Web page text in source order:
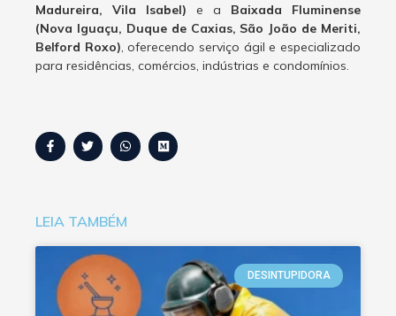
Madureira, Vila Isabel) e a Baixada Fluminense
(Nova Iguaçu, Duque de Caxias, São João de Meriti,
Belford Roxo), oferecendo serviço ágil e especializado
para residências, comércios, indústrias e condomínios.
LEIA TAMBÉM
DESINTUPIDORA